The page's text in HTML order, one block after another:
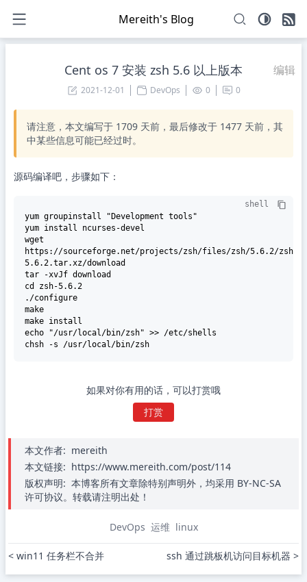
Mereith's Blog
Cent os 7 安装 zsh 5.6 以上版本 编辑
2021-12-01 DevOps 0 0
请注意，本文编写于 1709 天前，最后修改于 1477 天前，其
中某些信息可能已经过时。
源码编译吧，步骤如下：
shell
yum groupinstall "Development tools"
yum install ncurses-devel
wget
https://sourceforge.net/projects/zsh/files/zsh/5.6.2/zsh-
5.6.2.tar.xz/download
tar -xvJf download
cd zsh-5.6.2
./configure
make
make install
echo "/usr/local/bin/zsh" >> /etc/shells
如果对你有用的话，可以打赏哦
打赏
本文作者: mereith
本文链接: https://www.mereith.com/post/114
版权声明: 本博客所有文章除特别声明外，均采用 BY-NC-SA
许可协议。转载请注明出处！
DevOps 运维 linux
< win11 任务栏不合并 ssh 通过跳板机访问目标机器 >